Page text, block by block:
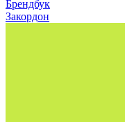
Брендбук
Закордон